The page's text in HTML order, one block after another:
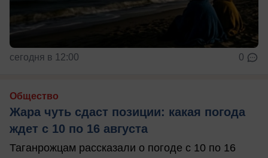
сегодня в 12:00 0
Общество
Жара чуть сдаст позиции: какая погода
ждет с 10 по 16 августа
Таганрожцам рассказали о погоде с 10 по 16